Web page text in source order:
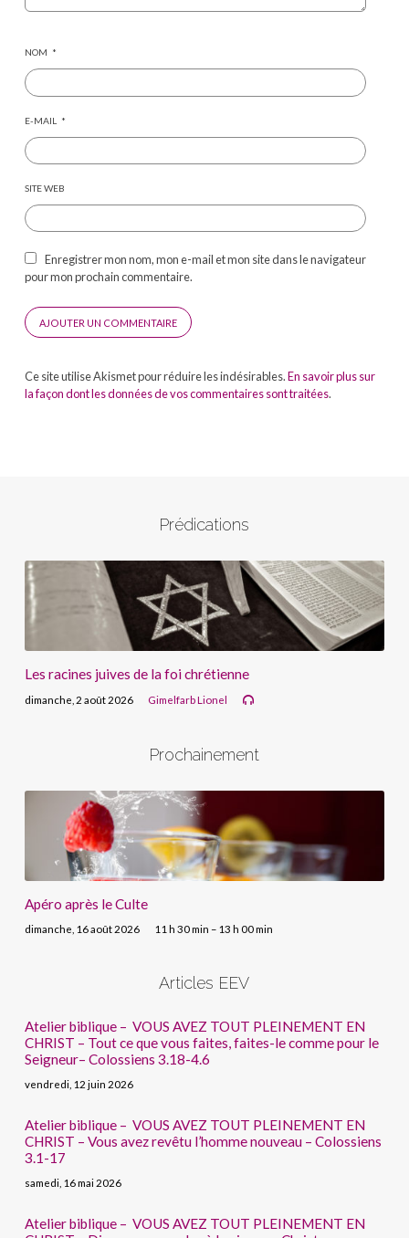
NOM *
E-MAIL *
SITE WEB
Enregistrer mon nom, mon e-mail et mon site dans le navigateur
pour mon prochain commentaire.
Ce site utilise Akismet pour réduire les indésirables.En savoir plus sur
la façon dont les données de vos commentaires sont traitées.
Prédications
Les racines juives de la foi chrétienne
dimanche, 2 août 2026 Gimelfarb Lionel
Prochainement
Apéro après le Culte
dimanche, 16 août 2026 11 h 30 min – 13 h 00 min
Articles EEV
Atelier biblique – VOUS AVEZ TOUT PLEINEMENT EN
CHRIST – Tout ce que vous faites, faites-le comme pour le
Seigneur– Colossiens 3.18-4.6
vendredi, 12 juin 2026
Atelier biblique – VOUS AVEZ TOUT PLEINEMENT EN
CHRIST – Vous avez revêtu l’homme nouveau – Colossiens
3.1-17
samedi, 16 mai 2026
Atelier biblique – VOUS AVEZ TOUT PLEINEMENT EN